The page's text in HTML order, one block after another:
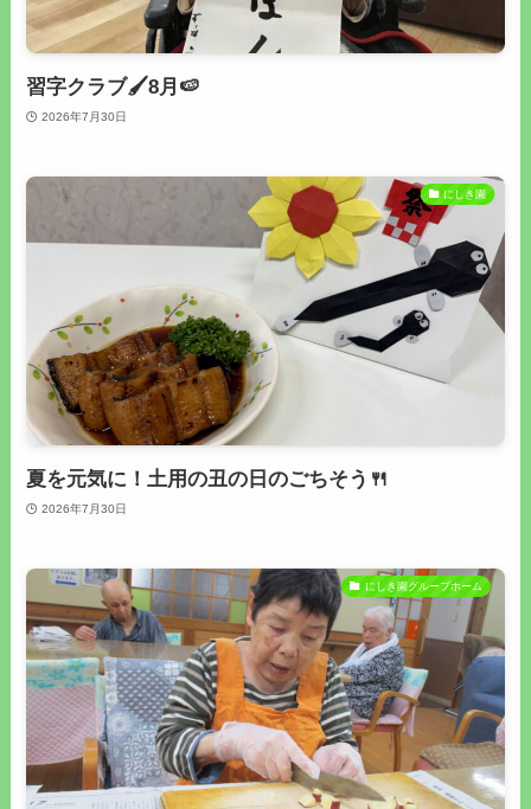
習字クラブ🖌8月🍉
2026年7月30日
にしき園
夏を元気に！土用の丑の日のごちそう🍴
2026年7月30日
にしき園グループホーム